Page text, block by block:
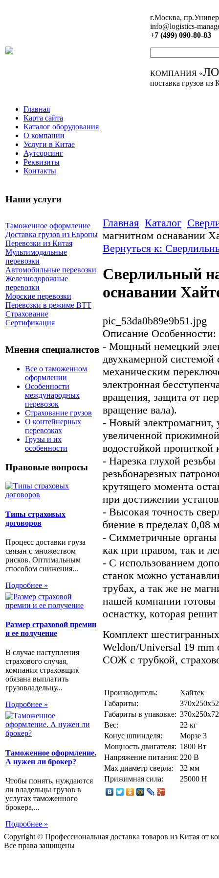
г.Москва,
info@logistics-
+7 (499) 090-80-83
КОМПАНИЯ «
поставка грузов из
Главная
Карта сайта
Каталог оборудования
О компании
Услуги в Китае
Аутсорсинг
Реквизиты
Контакты
Наши услуги
Таможенное оформление
Доставка грузов из Европы
Перевозки из Китая
Мультимодальные
перевозки
Автомобильные перевозки
Железнодорожные
перевозки
Морские перевозки
Перевозки в режиме ВТТ
Страхование
Сертификация
Мнения специалистов
Все о таможенном
оформлении
Особенности
международных
перевозок
Страхование грузов
О контейнерных
перевозках
Грузы и их
особенности
Правовые вопросы
Типы страховых
договоров
Процесс доставки груза
связан с множеством
рисков. Оптимальным
способом снижения...
Подробнее »
Размер страховой премии
и ее получение
В случае наступления
страхового случая,
компания страховщик
обязана выплатить
грузовладельцу...
Подробнее »
Таможенное оформление.
А нужен ли брокер?
Чтобы понять, нуждаются
ли владельцы грузов в
услугах таможенного
брокера,...
Подробнее »
Главная Каталог
магнитном оснавании
Вернуться к:
Сверлильный
оснавании
pic_53da0b89e9b51.jpg
Описание Особенности:
- Мощный немецкий
двухкамерной системой
механическим
электронная
вращения, защита от
вращение вала).
- Новый электромагнит,
увеличенной
водостойкой пропиткой
- Нарезка глухой
резьбонарезных
крутящего момента
при достижении
- Высокая точность
биение в пределах 0,08
- Симметричные органы
как при правом, так и
- С использованием
станок можно
трубах, а так же не
нашей компании готовы
оснастку, которая
Комплект
Weldon/Universal 19
СОЖ с трубкой,
Производитель:
Хайтек
Габариты:
Габариты в упаковке:
Вес:
22 кг
Конус шпинделя:
Морзе 3
Мощность двигателя: 1800 Вт
Напряжение питания: 220 В
Max диаметр сверла:
32 мм
Прижимная сила:
25000 Н
Copyright © Профессиональная доставка товаров из Китая от
Все права защищены